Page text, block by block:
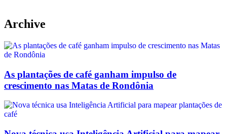
Archive
As plantações de café ganham impulso de
crescimento nas Matas de Rondônia